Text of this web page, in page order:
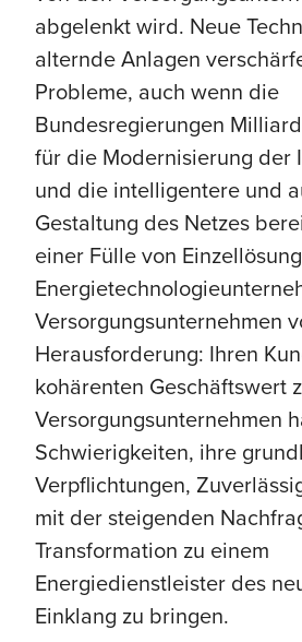
abgelenkt wird. Neue
alternde Anlagen
Probleme, auch wenn die
Bundesregierungen
für die Modernisierung der
und die intelligentere und
Gestaltung des Netzes
einer Fülle von
Versorgungsunternehmen
Herausforderung: Ihren
kohärenten Geschäftswert
Versorgungsunternehmen
Schwierigkeiten, ihre
Verpflichtungen,
mit der steigenden
Transformation zu einem
Energiedienstleister des
Einklang zu bringen.